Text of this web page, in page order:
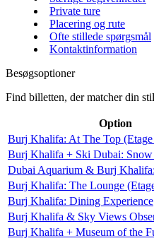
Private ture
Placering og rute
Ofte stillede spørgsmål
Kontaktinformation
Besøgsoptioner
Find billetten, der matcher din
Option
Burj Khalifa: At The Top
Burj Khalifa + Ski Dubai: Snow
Dubai Aquarium & Burj
Burj Khalifa: The Lounge
Burj Khalifa: Dining Experience
Burj Khalifa & Sky Views
Burj Khalifa + Museum of the